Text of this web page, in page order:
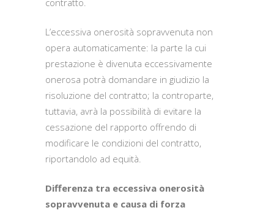
contratto.
L’eccessiva onerosità sopravvenuta non
opera automaticamente: la parte la cui
prestazione è divenuta eccessivamente
onerosa potrà domandare in giudizio la
risoluzione del contratto; la controparte,
tuttavia, avrà la possibilità di evitare la
cessazione del rapporto offrendo di
modificare le condizioni del contratto,
riportandolo ad equità.
Differenza tra eccessiva onerosità
sopravvenuta e causa di forza